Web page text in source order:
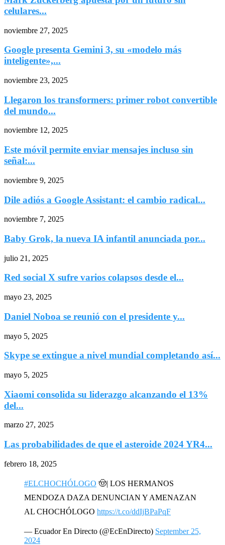
celulares...
noviembre 27, 2025
Google presenta Gemini 3, su «modelo más
inteligente»,...
noviembre 23, 2025
Llegaron los transformers: primer robot convertible
del mundo...
noviembre 12, 2025
Este móvil permite enviar mensajes incluso sin
señal:...
noviembre 9, 2025
Dile adiós a Google Assistant: el cambio radical...
noviembre 7, 2025
Baby Grok, la nueva IA infantil anunciada por...
julio 21, 2025
Red social X sufre varios colapsos desde el...
mayo 23, 2025
Daniel Noboa se reunió con el presidente y...
mayo 5, 2025
Skype se extingue a nivel mundial completando así...
mayo 5, 2025
Xiaomi consolida su liderazgo alcanzando el 13%
del...
marzo 27, 2025
Las probabilidades de que el asteroide 2024 YR4...
febrero 18, 2025
#ELCHOCHÓLOGO 🤠| LOS HERMANOS
MENDOZA DAZA DENUNCIAN Y AMENAZAN
AL CHOCHÓLOGO https://t.co/ddIjBPaPqF
— Ecuador En Directo (@EcEnDirecto) September 25,
2024